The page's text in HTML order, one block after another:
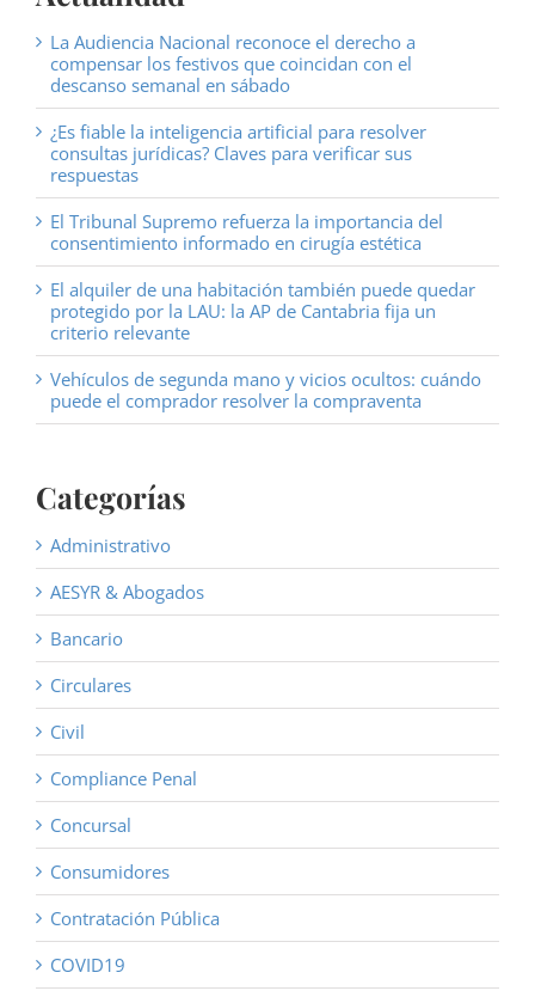
La Audiencia Nacional reconoce el derecho a
compensar los festivos que coincidan con el
descanso semanal en sábado
¿Es fiable la inteligencia artificial para resolver
consultas jurídicas? Claves para verificar sus
respuestas
El Tribunal Supremo refuerza la importancia del
consentimiento informado en cirugía estética
El alquiler de una habitación también puede quedar
protegido por la LAU: la AP de Cantabria fija un
criterio relevante
Vehículos de segunda mano y vicios ocultos: cuándo
puede el comprador resolver la compraventa
Categorías
Administrativo
AESYR & Abogados
Bancario
Circulares
Civil
Compliance Penal
Concursal
Consumidores
Contratación Pública
COVID19